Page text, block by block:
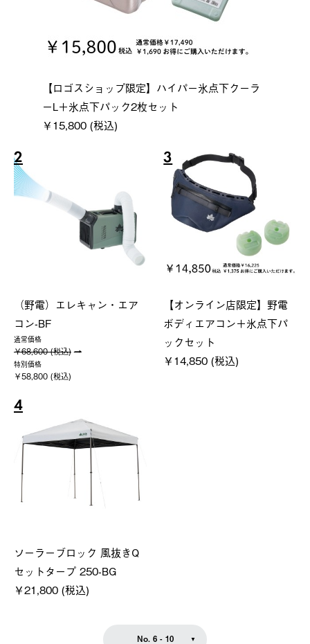
【ロゴスショップ限定】ハイパー氷点下クーラ
ーL＋氷点下パック2枚セット
￥15,800 (税込)
2
（野電）エレキャン・エア
コン-BF
通常価格
￥68,600 (税込)
特別価格
￥58,800 (税込)
3
【オンライン店限定】野電
ボディエアコン＋氷点下パ
ックセット
￥14,850 (税込)
4
ソーラーブロック 風抜きQ
セットタープ 250-BG
￥21,800 (税込)
No. 6 - 10